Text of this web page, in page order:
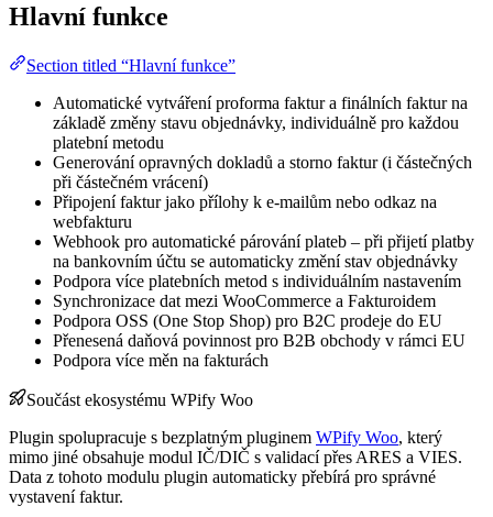
Hlavní funkce
Section titled “Hlavní funkce”
Automatické vytváření proforma faktur a finálních faktur na
základě změny stavu objednávky, individuálně pro každou
platební metodu
Generování opravných dokladů a storno faktur (i částečných
při částečném vrácení)
Připojení faktur jako přílohy k e-mailům nebo odkaz na
webfakturu
Webhook pro automatické párování plateb – při přijetí platby
na bankovním účtu se automaticky změní stav objednávky
Podpora více platebních metod s individuálním nastavením
Synchronizace dat mezi WooCommerce a Fakturoidem
Podpora OSS (One Stop Shop) pro B2C prodeje do EU
Přenesená daňová povinnost pro B2B obchody v rámci EU
Podpora více měn na fakturách
Součást ekosystému WPify Woo
Plugin spolupracuje s bezplatným pluginem WPify Woo, který
mimo jiné obsahuje modul IČ/DIČ s validací přes ARES a VIES.
Data z tohoto modulu plugin automaticky přebírá pro správné
vystavení faktur.